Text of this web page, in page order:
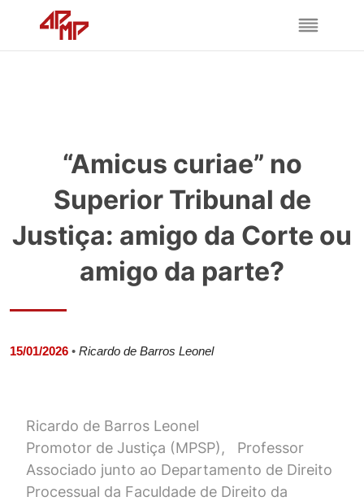
“Amicus curiae” no
Superior Tribunal de
Justiça: amigo da Corte ou
amigo da parte?
15/01/2026 • Ricardo de Barros Leonel
Ricardo de Barros Leonel
Promotor de Justiça (MPSP), Professor
Associado junto ao Departamento de Direito
Processual da Faculdade de Direito da